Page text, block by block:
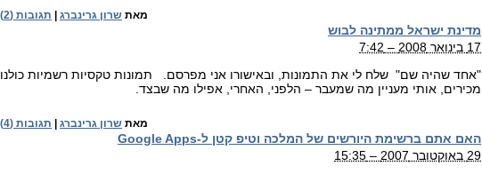
מאת שרון גרינברג תגובות (2)
מדינת ישראל ממתינה לבוש
17 בינואר 2008 – 7:42
"אחד שהיה שם" שלח לי את התמונות, ובאישורו אני מפרסם. תמונות טקסיות רשמיות כולנו
מכירים, אותי מעניין מה שמעבר – הלפני, האחרי, אפילו מה שבצד.
מאת שרון גרינברג תגובות (4)
האם אתם ברשימת היורשים של המלכה וטיפ קטן ל-Google Apps
29 באוקטובר 2007 – 15:35